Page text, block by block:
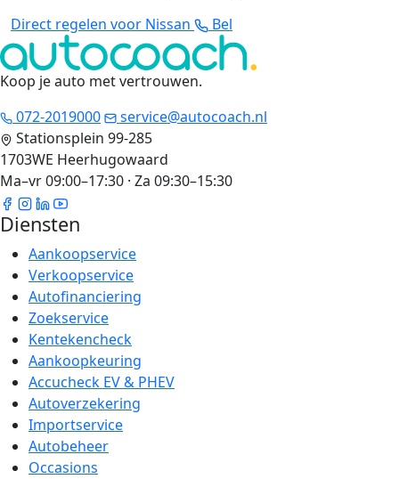
Direct regelen voor Nissan
Bel
Koop je auto met vertrouwen.
072-2019000
service@autocoach.nl
Stationsplein 99-285
1703WE Heerhugowaard
Ma–vr 09:00–17:30 · Za 09:30–15:30
Diensten
Aankoopservice
Verkoopservice
Autofinanciering
Zoekservice
Kentekencheck
Aankoopkeuring
Accucheck EV & PHEV
Autoverzekering
Importservice
Autobeheer
Occasions